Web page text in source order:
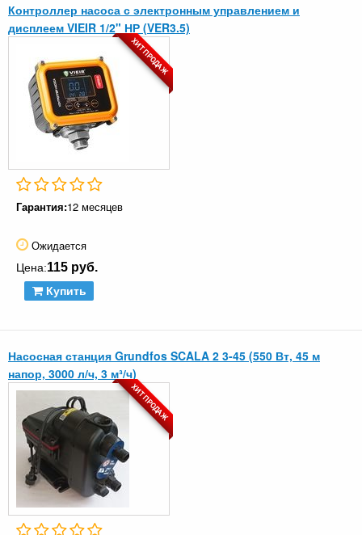
Контроллер насоса с электронным управлением и
дисплеем VIEIR 1/2" НР (VER3.5)
ХИТ ПРОДАЖ
Гарантия:12 месяцев
Ожидается
Цена:115 руб.
Купить
Насосная станция Grundfos SCALA 2 3-45 (550 Вт, 45 м
напор, 3000 л/ч, 3 м³/ч)
ХИТ ПРОДАЖ